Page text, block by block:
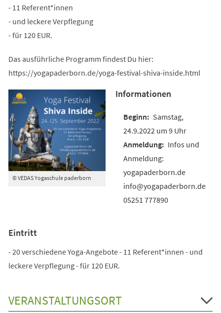
- 11 Referent*innen
- und leckere Verpflegung
- für 120 EUR.
Das ausführliche Programm findest Du hier:
https://yogapaderborn.de/yoga-festival-shiva-inside.html
© VEDAS Yogaschule paderborn
Informationen
Samstag,
24.9.2022 um 9 Uhr
Infos und
Anmeldung:
yogapaderborn.de
info@yogapaderborn.de
05251 777890
Eintritt
- 20 verschiedene Yoga-Angebote - 11 Referent*innen - und
leckere Verpflegung - für 120 EUR.
VERANSTALTUNGSORT